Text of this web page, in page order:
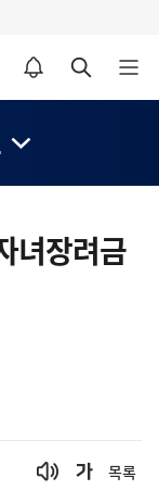
알림설정 바로가기 검색 바로가기 메뉴 열기
녀장려금
목록